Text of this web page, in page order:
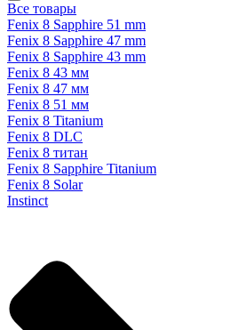
Все товары
Fenix 8 Sapphire 51 mm
Fenix 8 Sapphire 47 mm
Fenix 8 Sapphire 43 mm
Fenix 8 43 мм
Fenix 8 47 мм
Fenix 8 51 мм
Fenix 8 Titanium
Fenix 8 DLC
Fenix 8 титан
Fenix 8 Sapphire Titanium
Fenix 8 Solar
Instinct